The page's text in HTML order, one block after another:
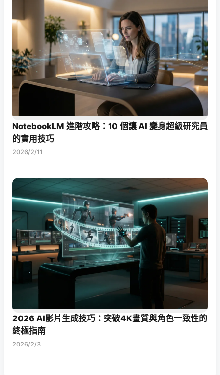
NotebookLM 進階攻略：10 個讓 AI 變身超級研究員
的實用技巧
2026/2/11
2026 AI影片生成技巧：突破4K畫質與角色一致性的
終極指南
2026/2/3